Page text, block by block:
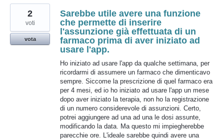
Sarebbe utile avere una funzione
che permette di inserire
l'assunzione già effettuata di un
farmaco prima di aver iniziato ad
usare l'app.
Ho iniziato ad usare l'app da qualche settimana, per
ricordarmi di assumere un farmaco che dimenticavo
sempre. Siccome la prescrizione di quel farmaco era
per 4 mesi, ed io ho iniziato ad usare l'app un mese
dopo aver iniziato la terapia, non ho la registrazione
di un numero considerevole di assunzioni. Certo,
potrei aggiungere ad una ad una le dosi assunte,
modificando la data. Ma questo mi impiegherebbe
parecchie ore. L'ideale sarebbe quindi avere una
2
voti
vota